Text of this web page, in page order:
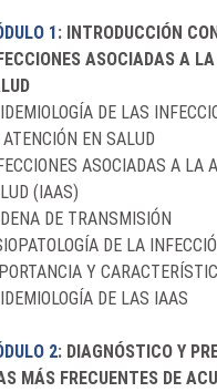
1: INTRODUCCIÓN
ASOCIADAS A
DE LAS
EN SALUD
ASOCIADAS A LA
(IAAS)
DE TRANSMISIÓN
DE LA
Y
DE LAS IAAS
2: DIAGNÓSTICO Y
MÁS FRECUENTES DE